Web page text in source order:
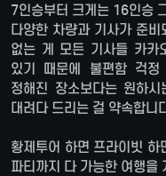
7인승부터 크게는 16인승
다양한 차량과 기사가 준
없는 게 모든 기사들 카카
있기 때문에 불편함 걱
정해진 장소보다는 원하
대려다 드리는 걸 약속합니
황제투어 하면 프라이빗
파티까지 다 가능한 여행을